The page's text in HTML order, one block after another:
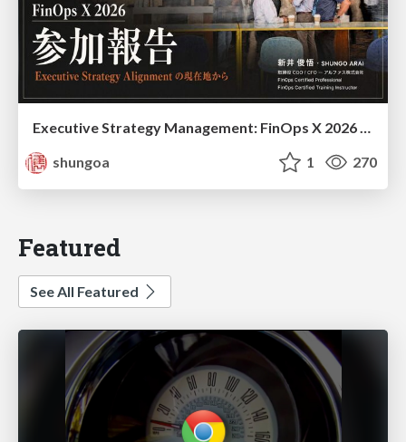
Executive Strategy Management: FinOps X 2026 recap at Japan FinOps Meetup #6
shungoa
1 270
Featured
See All Featured